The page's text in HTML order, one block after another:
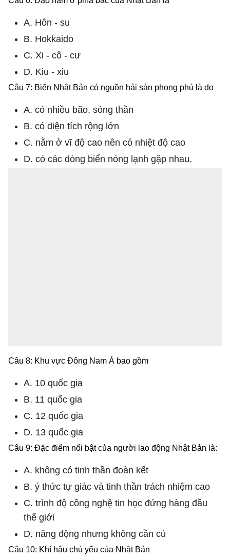
A. Hôn - su
B. Hokkaido
C. Xi - cô - cư
D. Kiu - xiu
Câu 7: Biển Nhật Bản có nguồn hải sản phong phú là do
A. có nhiều bão, sóng thần
B. có diện tích rộng lớn
C. nằm ở vĩ độ cao nên có nhiệt độ cao
D. có các dòng biển nóng lạnh gặp nhau.
Câu 8: Khu vực Đông Nam Á bao gồm
A. 10 quốc gia
B. 11 quốc gia
C. 12 quốc gia
D. 13 quốc gia
Câu 9: Đặc điểm nổi bật của người lao động Nhật Bản là:
A. không có tinh thần đoàn kết
B. ý thức tự giác và tinh thần trách nhiệm cao
C. trình độ công nghệ tin học đứng hàng đầu
thế giới
D. năng động nhưng không cần cù
Câu 10: Khí hậu chủ yếu của Nhật Bản